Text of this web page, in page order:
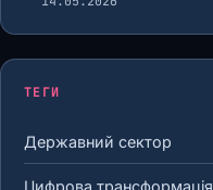
ТЕГИ
Державний сектор
Цифрова трансформація